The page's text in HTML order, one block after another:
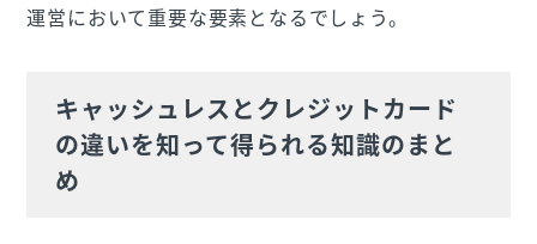
運営において重要な要素となるでしょう。
キャッシュレスとクレジットカード
の違いを知って得られる知識のまと
め